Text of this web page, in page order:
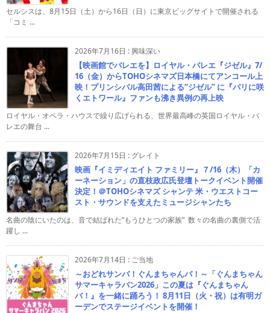
セルシスは、8月15日（土）から16日（日）に東京ビッグサイトで開催される
「コミ ...
2026年7月16日 :興味深い
【映画館でバレエを】ロイヤル・バレエ『ジゼル』7/
16（金）からTOHOシネマズ日本橋にてアンコール上
映！プリンシパル高田茜による“ジゼル” に『パリに咲
くエトワール』ファンも沸き異例の再上映
ロイヤル・オペラ・ハウスで繰り広げられる、世界最高峰の英国ロイヤル・バ
レエの舞台 ...
2026年7月15日 : グレイト
映画『イミディエイト ファミリー』７/16（木）「カ
ーネーション」の直枝政広氏登壇トークイベント開催
決定！＠TOHOシネマズ シャンテ 米・ウエストコー
スト・サウンドを支えたミュージシャンたち
名曲の陰にいたのは、音で結ばれた“もうひとつの家族” 数々の名曲の裏側で活
躍し ...
2026年7月14日 : ご当地
～おどれサンバ！ぐんまちゃんバ！～「ぐんまちゃん
サマーキャラバン2026」この夏は『ぐんまちゃん
バ！』を一緒に踊ろう！ 8月11日（火・祝）は有明ガ
ーデンでステージイベントを開催！